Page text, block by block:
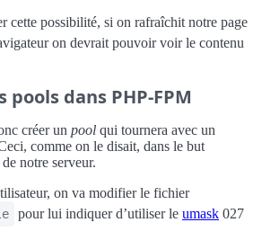
cette possibilité, si on rafraîchit notre page
on devrait pouvoir voir le contenu
dans PHP-FPM
créer un pool qui tournera avec un
comme on le disait, dans le but
notre serveur.
on va modifier le fichier
pour lui indiquer d’utiliser le umask 027